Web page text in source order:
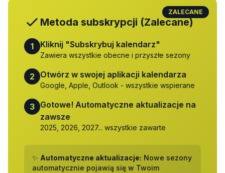
ZALECANE
Metoda subskrypcji (Zalecane)
1 Kliknij "Subskrybuj kalendarz"
Zawiera wszystkie obecne i przyszłe sezony
2 Otwórz w swojej aplikacji kalendarza
Google, Apple, Outlook - wszystkie wspierane
3 Gotowe! Automatyczne aktualizacje na
zawsze
2025, 2026, 2027... wszystkie zawarte
✨ Automatyczne aktualizacje: Nowe sezony
automatycznie pojawią się w Twoim